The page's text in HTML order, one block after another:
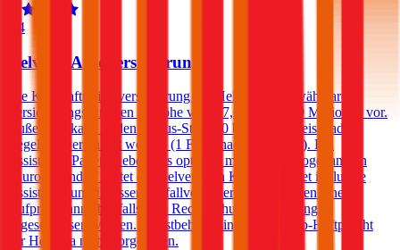
4,4
Helvetia Autoversicherung
Die Kfz-Haftpflichtversicherung der Helvetia sieht wählbare
Versicherungssummen in Höhe von € 7,6, 10 und 20 Millionen vor.
Außerdem kann in den Bonus-Stufen 0 bis 7 eine Freischaden-
Regelung vereinbart werden (1 Freischaden pro Jahr). Ein
Assistance-Paket ist ebenfalls optional möglich. Im sogenannten
„Europabündel“ bietet die Helvetia ein Komplettpaket inklusive
Assistance und Insassen-Unfallversicherung an. Gegen einen
Aufpreis kann ebenfalls eine Rechtsschutzversicherung
abgeschlossen werden. Selbstbehalte sind in der Auto-Haftpflicht
der Helvetia nicht vorgesehen.